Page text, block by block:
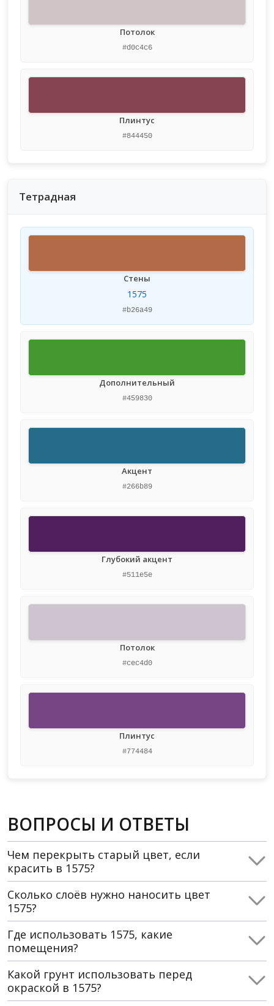
Потолок
#d0c4c6
Плинтус
#844450
Тетрадная
Стены
1575
#b26a49
Дополнительный
#459830
Акцент
#266b89
Глубокий акцент
#511e5e
Потолок
#cec4d0
Плинтус
#774484
ВОПРОСЫ И ОТВЕТЫ
Чем перекрыть старый цвет, если
красить в 1575?
Сколько слоёв нужно наносить цвет
1575?
Где использовать 1575, какие
помещения?
Какой грунт использовать перед
окраской в 1575?